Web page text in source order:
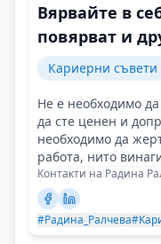
Вярвайте в
повярват и
Кариерни съвети
Не е необходимо
да сте ценен и
необходимо да
работа, нито
Контакти на Радина
#Радина_Ралчева